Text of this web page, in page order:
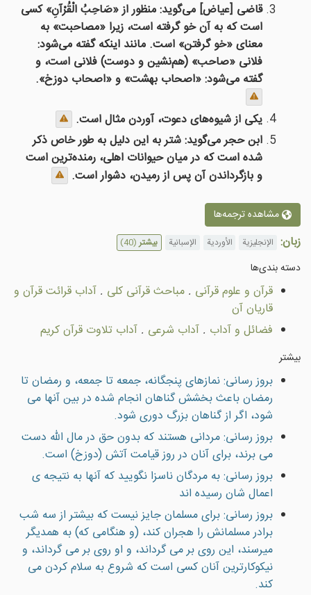
قاضی [عیاض] می‌گوید: منظور از «صَاحِبُ الْقُرْآنِ» کسی
است که به آن خو گرفته است، زیرا «مصاحبت» به
معنای «خو گرفتن» است. مانند اینکه گفته می‌شود:
فلانی «صاحب» (هم‌نشین و دوست) فلانی است، و
گفته می‌شود: «اصحاب بهشت» و «اصحاب دوزخ».
یکی از شیوه‌های دعوت، آوردن مثال است.
ابن حجر می‌گوید: شتر به این دلیل به طور خاص ذکر
شده است که در میان حیوانات اهلی، رمنده‌ترین است
و بازگرداندن آن پس از رمیدن، دشوار است.
مشاهده ترجمه‌ها
زبان: الإنجليزية الأوردية الإسبانية بیشتر(40)
دسته بندى‌ها
قرآن و علوم قرآنی . مباحث قرآنی کلی . آداب قرائت قرآن و
قاريان آن
فضائل و آداب . آداب شرعى . آداب تلاوت قرآن کریم
بیشتر
بروز رسانی: نمازهاى پنجگانه، جمعه تا جمعه، و رمضان تا
رمضان باعث بخشش گناهان انجام شده در بين آنها مى
شود، اگر از گناهان بزرگ دورى شود.
بروز رسانی: مردانى هستند كه بدون حق در مال الله دست
مى برند، براى آنان در روز قيامت آتش (دوزخ) است.
بروز رسانی: به مردگان ناسزا نگوييد که آنها به نتيجه ی
اعمال شان رسيده اند
بروز رسانی: براى مسلمان جایز نيست كه بيشتر از سه شب
برادر مسلمانش را هجران كند، (و هنگامى كه) به همديگر
ميرسند، اين روى بر مى گرداند، و او روى بر مى گرداند، و
نيكوكارترين آنان كسى است كه شروع به سلام كردن مى
كند.